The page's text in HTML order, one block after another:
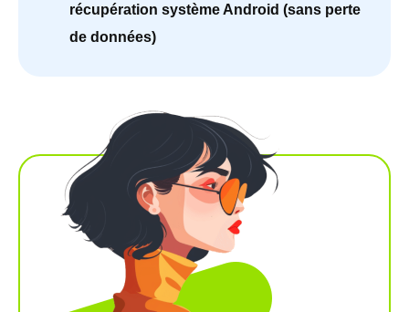
récupération système Android (sans perte
de données)